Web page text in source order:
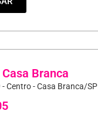
Branca
Centro - Casa Branca/SP